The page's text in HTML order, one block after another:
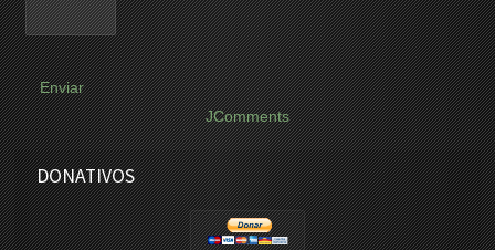
Enviar
JComments
DONATIVOS